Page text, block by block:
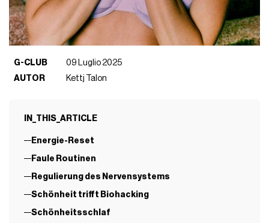
G-CLUB
09 Luglio 2025
AUTOR
Kettj Talon
IN_THIS_ARTICLE
Energie-Reset
Faule Routinen
Regulierung des Nervensystems
Schönheit trifft Biohacking
Schönheitsschlaf